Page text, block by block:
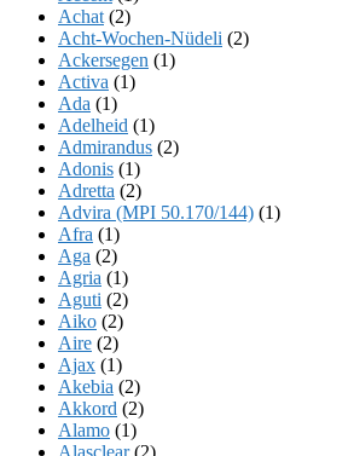
Achat (2)
Acht-Wochen-Nüdeli (2)
Ackersegen (1)
Activa (1)
Ada (1)
Adelheid (1)
Admirandus (2)
Adonis (1)
Adretta (2)
Advira (MPI 50.170/144) (1)
Afra (1)
Aga (2)
Agria (1)
Aguti (2)
Aiko (2)
Aire (2)
Ajax (1)
Akebia (2)
Akkord (2)
Alamo (1)
Alasclear(2)